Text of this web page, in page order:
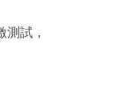
試，